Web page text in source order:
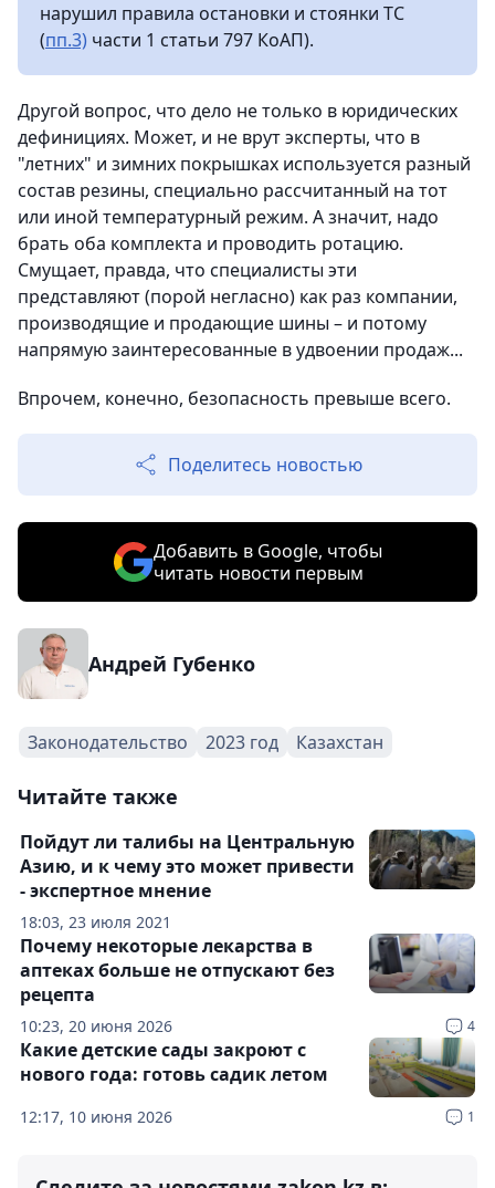
нарушил правила остановки и стоянки ТС
(пп.3) части 1 статьи 797 КоАП).
Другой вопрос, что дело не только в юридических
дефинициях. Может, и не врут эксперты, что в
"летних" и зимних покрышках используется разный
состав резины, специально рассчитанный на тот
или иной температурный режим. А значит, надо
брать оба комплекта и проводить ротацию.
Смущает, правда, что специалисты эти
представляют (порой негласно) как раз компании,
производящие и продающие шины – и потому
напрямую заинтересованные в удвоении продаж...
Впрочем, конечно, безопасность превыше всего.
Поделитесь новостью
Добавить в Google, чтобы
читать новости первым
Андрей Губенко
Законодательство 2023 год Казахстан
Читайте также
18:03, 23 июля 2021
Пойдут ли талибы на Центральную
Азию, и к чему это может привести
- экспертное мнение
10:23, 20 июня 2026 4
Почему некоторые лекарства в
аптеках больше не отпускают без
рецепта
12:17, 10 июня 2026 1
Какие детские сады закроют с
нового года: готовь садик летом